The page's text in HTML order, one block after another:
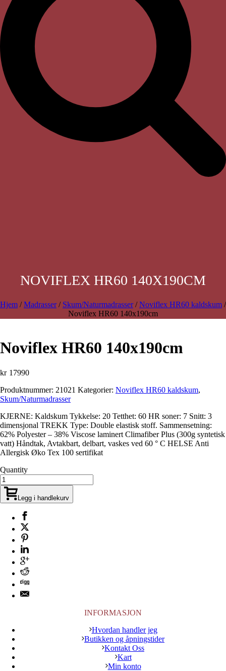
NOVIFLEX HR60 140X190CM
Hjem /Madrasser/ Skum/Naturmadrasser/Noviflex HR60 kaldskum /
Noviflex HR60 140x190cm
Noviflex HR60 140x190cm
kr 17990
Produktnummer: 21021 Kategorier: Noviflex HR60 kaldskum,
Skum/Naturmadrasser
KJERNE: Kaldskum Tykkelse: 20 Tetthet: 60 HR soner: 7 Snitt: 3
dimensjonal TREKK Type: Double elastisk stoff. Sammensetning:
62% Polyester – 38% Viscose laminert Climafiber Plus (300g syntetisk
vatt) Håndtak, Avtakbart, delbart, vaskes ved 60 ° C HELSE Anti
Allergisk Øko Tex 100 sertifikat
Quantity
Legg i handlekurv
INFORMASJON
Hvordan handler jeg
Butikken og åpningstider
Kontakt Oss
Kart
Min konto